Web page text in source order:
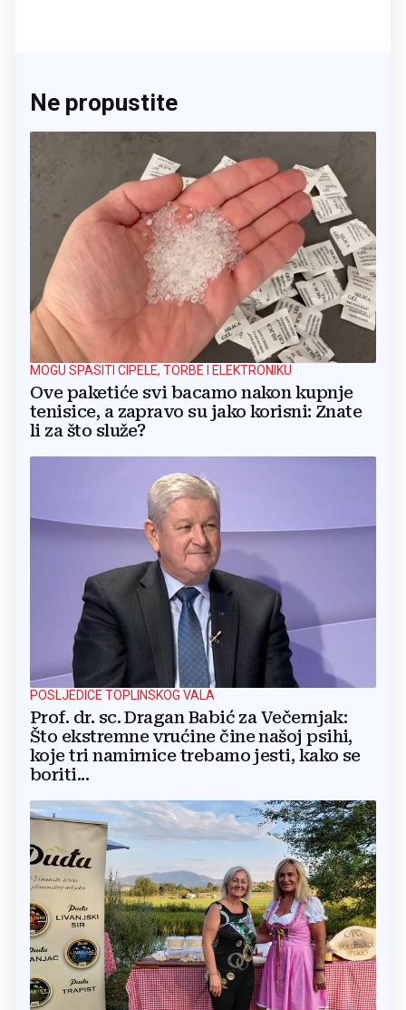
Ne propustite
MOGU SPASITI CIPELE, TORBE I ELEKTRONIKU
Ove paketiće svi bacamo nakon kupnje
tenisice, a zapravo su jako korisni: Znate
li za što služe?
POSLJEDICE TOPLINSKOG VALA
Prof. dr. sc. Dragan Babić za Večernjak:
Što ekstremne vrućine čine našoj psihi,
koje tri namirnice trebamo jesti, kako se
boriti...